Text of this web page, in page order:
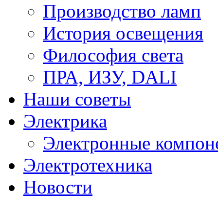
Производство ламп
История освещения
Философия света
ПРА, ИЗУ, DALI
Наши советы
Электрика
Электронные
Электротехника
Новости